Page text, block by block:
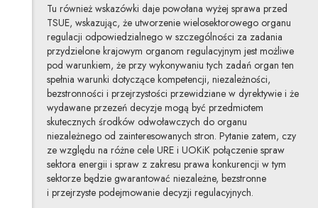
Tu również wskazówki daje powołana wyżej sprawa przed
TSUE, wskazując, że utworzenie wielosektorowego organu
regulacji odpowiedzialnego w szczególności za zadania
przydzielone krajowym organom regulacyjnym jest możliwe
pod warunkiem, że przy wykonywaniu tych zadań organ ten
spełnia warunki dotyczące kompetencji, niezależności,
bezstronności i przejrzystości przewidziane w dyrektywie i że
wydawane przezeń decyzje mogą być przedmiotem
skutecznych środków odwoławczych do organu
niezależnego od zainteresowanych stron. Pytanie zatem, czy
ze względu na różne cele URE i UOKiK połączenie spraw
sektora energii i spraw z zakresu prawa konkurencji w tym
sektorze będzie gwarantować niezależne, bezstronne
i przejrzyste podejmowanie decyzji regulacyjnych.